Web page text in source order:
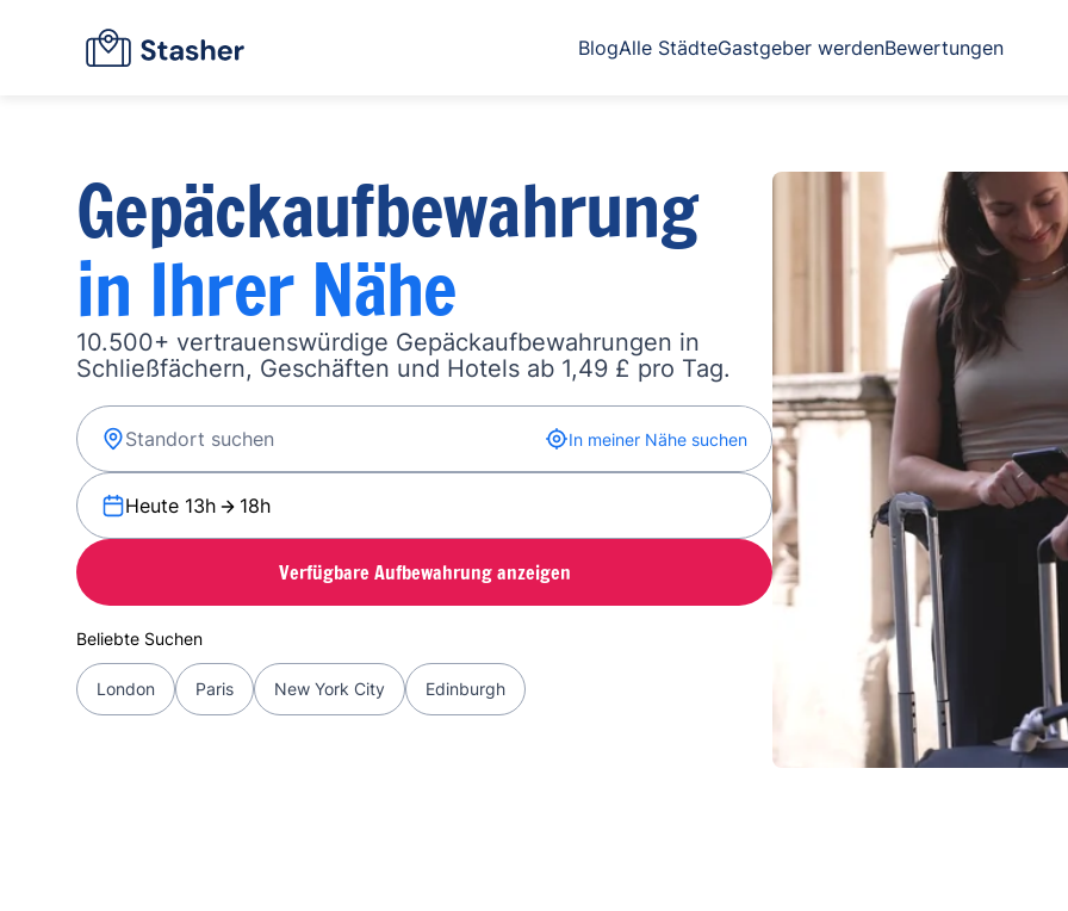
BlogAlle StädteGastgeber werdenBewertungen
Gepäckaufbewahrung
in Ihrer Nähe
10.500+ vertrauenswürdige Gepäckaufbewahrungen in
Schließfächern, Geschäften und Hotels ab 1,49 £ pro Tag.
In meiner Nähe suchen
Heute 13h 18h
Verfügbare Aufbewahrung anzeigen
Beliebte Suchen
London Paris New York City Edinburgh